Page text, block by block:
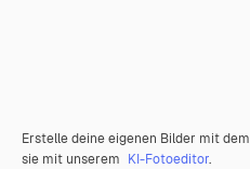
Erstelle deine eigenen Bilder mit dem
sie mit unserem KI-Fotoeditor.